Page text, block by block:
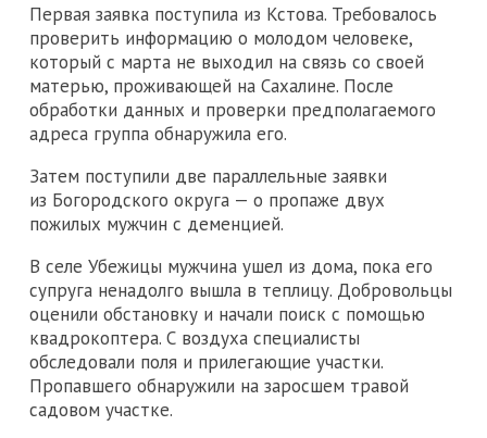
Первая заявка поступила из Кстова. Требовалось
проверить информацию о молодом человеке,
который с марта не выходил на связь со своей
матерью, проживающей на Сахалине. После
обработки данных и проверки предполагаемого
адреса группа обнаружила его.
Затем поступили две параллельные заявки
из Богородского округа — о пропаже двух
пожилых мужчин с деменцией.
В селе Убежицы мужчина ушел из дома, пока его
супруга ненадолго вышла в теплицу. Добровольцы
оценили обстановку и начали поиск с помощью
квадрокоптера. С воздуха специалисты
обследовали поля и прилегающие участки.
Пропавшего обнаружили на заросшем травой
садовом участке.